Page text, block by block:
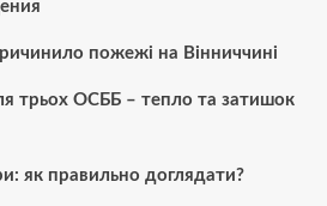
пожежі на Вінниччині
трьох ОСББ – тепло та затишок
як правильно доглядати?